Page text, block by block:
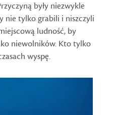
były niezwykle
nie tylko grabili i niszczyli
ludność, by
niewolników. Kto tylko
wyspę.